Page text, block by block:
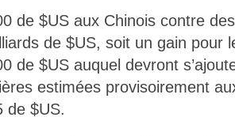
de $US aux Chinois contre
de $US, soit un gain pour
de $US auquel devront
estimées provisoirement
de $US.